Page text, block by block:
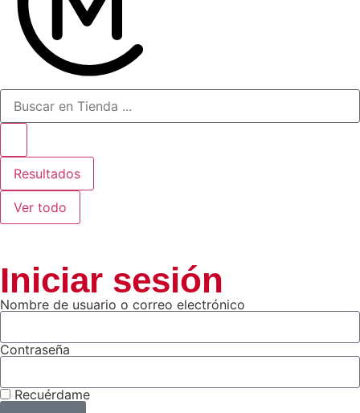
Resultados
Ver todo
Iniciar sesión
Nombre de usuario o correo electrónico
Contraseña
Recuérdame